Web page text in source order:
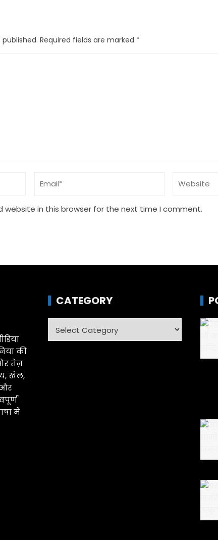
Required fields are marked *
website in this browser for the next time I comment.
की
तेज़
खेल,
और
में
CATEGORY